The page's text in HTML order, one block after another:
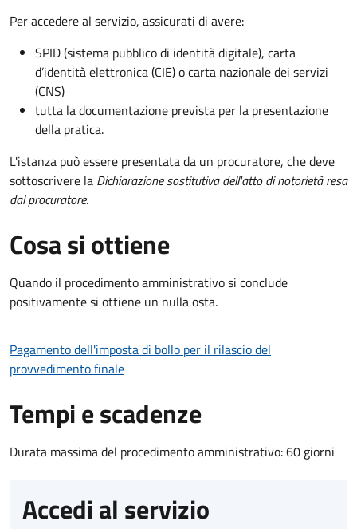
Per accedere al servizio, assicurati di avere:
SPID (sistema pubblico di identità digitale), carta
d’identità elettronica (CIE) o carta nazionale dei servizi
(CNS)
tutta la documentazione prevista per la presentazione
della pratica.
L'istanza può essere presentata da un procuratore, che deve
sottoscrivere la Dichiarazione sostitutiva dell'atto di notorietà resa
dal procuratore.
Cosa si ottiene
Quando il procedimento amministrativo si conclude
positivamente si ottiene un nulla osta.
Pagamento dell'imposta di bollo per il rilascio del
provvedimento finale
Tempi e scadenze
Durata massima del procedimento amministrativo: 60 giorni
Accedi al servizio